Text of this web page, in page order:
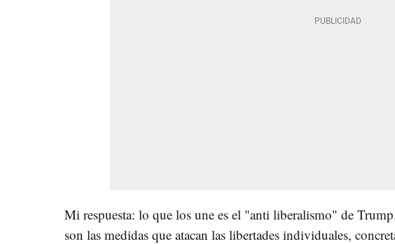
Mi respuesta: lo que los une es el "anti liberalismo" de
son las medidas que atacan las libertades individuales,